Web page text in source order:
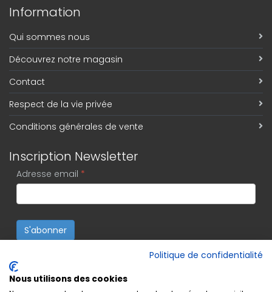
Information
Qui sommes nous
Découvrez notre magasin
Contact
Respect de la vie privée
Conditions générales de vente
Inscription Newsletter
Adresse email *
S'abonner
Politique de confidentialité
Nous utilisons des cookies